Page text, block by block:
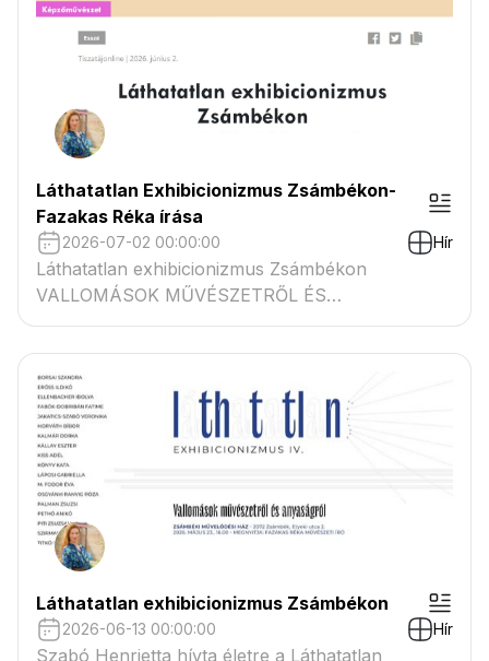
Láthatatlan Exhibicionizmus Zsámbékon-
Fazakas Réka írása
2026-07-02 00:00:00 Hír
Láthatatlan exhibicionizmus Zsámbékon
VALLOMÁSOK MŰVÉSZETRŐL ÉS
ANYASÁGRÓL FAZAKAS RÉKA ÍRÁSA
Láthatatlan exhibicionizmus Zsámbékon
2026-06-13 00:00:00 Hír
Szabó Henrietta hívta életre a Láthatatlan